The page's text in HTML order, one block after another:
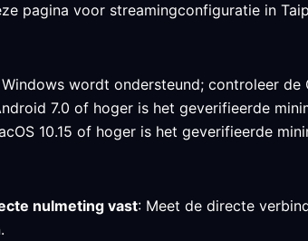
pagina voor streamingconfiguratie in
Windows wordt ondersteund; controleer
7.0 of hoger is het geverifieerde
10.15 of hoger is het geverifieerde
nulmeting vast: Meet de directe